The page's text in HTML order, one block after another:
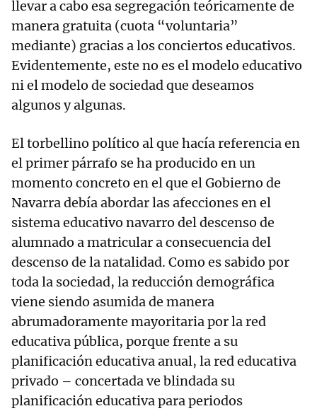
llevar a cabo esa segregación teóricamente de
manera gratuita (cuota “voluntaria”
mediante) gracias a los conciertos educativos.
Evidentemente, este no es el modelo educativo
ni el modelo de sociedad que deseamos
algunos y algunas.
El torbellino político al que hacía referencia en
el primer párrafo se ha producido en un
momento concreto en el que el Gobierno de
Navarra debía abordar las afecciones en el
sistema educativo navarro del descenso de
alumnado a matricular a consecuencia del
descenso de la natalidad. Como es sabido por
toda la sociedad, la reducción demográfica
viene siendo asumida de manera
abrumadoramente mayoritaria por la red
educativa pública, porque frente a su
planificación educativa anual, la red educativa
privado – concertada ve blindada su
planificación educativa para periodos